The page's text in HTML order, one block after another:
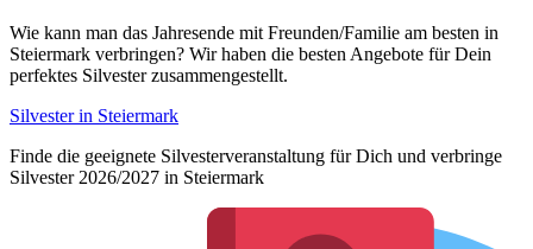
Wie kann man das Jahresende mit Freunden/Familie am besten in
Steiermark verbringen? Wir haben die besten Angebote für Dein
perfektes Silvester zusammengestellt.
Silvester in Steiermark
Finde die geeignete Silvesterveranstaltung für Dich und verbringe
Silvester 2026/2027 in Steiermark